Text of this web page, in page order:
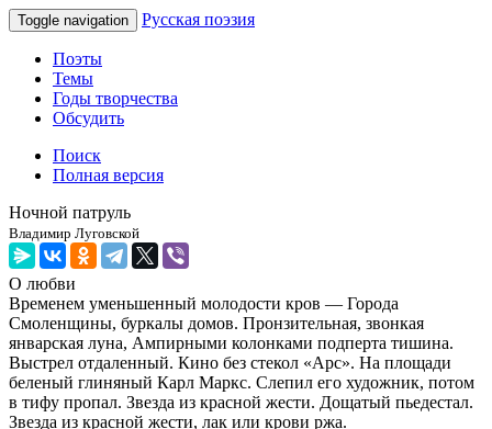
Toggle navigation Русская поэзия
Поэты
Темы
Годы творчества
Обсудить
Поиск
Полная версия
Ночной патруль
Владимир Луговской
О любви
Временем уменьшенный молодости кров — Города
Смоленщины, буркалы домов. Пронзительная, звонкая
январская луна, Ампирными колонками подперта тишина.
Выстрел отдаленный. Кино без стекол «Арс». На площади
беленый глиняный Карл Маркс. Слепил его художник, потом
в тифу пропал. Звезда из красной жести. Дощатый пьедестал.
Звезда из красной жести, лак или крови ржа.